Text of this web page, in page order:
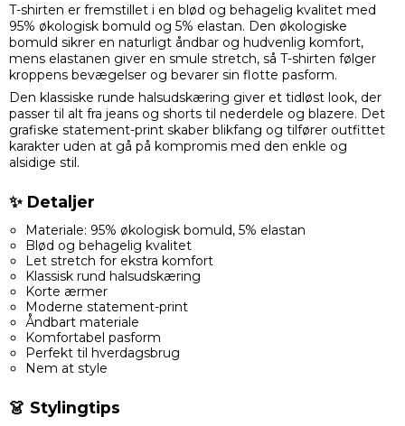
T-shirten er fremstillet i en blød og behagelig kvalitet med
95% økologisk bomuld og 5% elastan. Den økologiske
bomuld sikrer en naturligt åndbar og hudvenlig komfort,
mens elastanen giver en smule stretch, så T-shirten følger
kroppens bevægelser og bevarer sin flotte pasform.
Den klassiske runde halsudskæring giver et tidløst look, der
passer til alt fra jeans og shorts til nederdele og blazere. Det
grafiske statement-print skaber blikfang og tilfører outfittet
karakter uden at gå på kompromis med den enkle og
alsidige stil.
✨ Detaljer
Materiale: 95% økologisk bomuld, 5% elastan
Blød og behagelig kvalitet
Let stretch for ekstra komfort
Klassisk rund halsudskæring
Korte ærmer
Moderne statement-print
Åndbart materiale
Komfortabel pasform
Perfekt til hverdagsbrug
Nem at style
👗 Stylingtips